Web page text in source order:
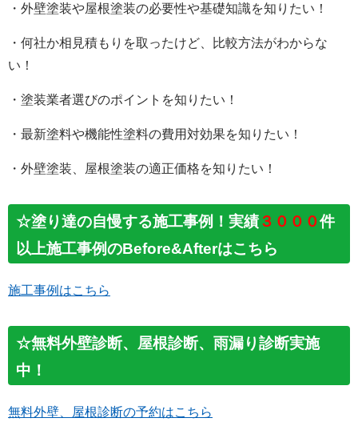
・外壁塗装や屋根塗装の必要性や基礎知識を知りたい！
・何社か相見積もりを取ったけど、比較方法がわからな
い！
・塗装業者選びのポイントを知りたい！
・最新塗料や機能性塗料の費用対効果を知りたい！
・外壁塗装、屋根塗装の適正価格を知りたい！
☆塗り達の自慢する施工事例！実績３０００件
以上施工事例のBefore&Afterはこちら
施工事例はこちら
☆無料外壁診断、屋根診断、雨漏り診断実施
中！
無料外壁、屋根診断の予約はこちら